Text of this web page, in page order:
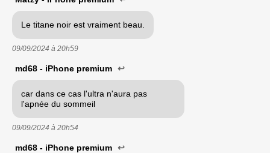
Le titane noir est vraiment beau.
09/09/2024 à 20h59
md68 - iPhone premium ↩
car dans ce cas l'ultra n'aura pas
l'apnée du sommeil
09/09/2024 à 20h54
md68 - iPhone premium ↩